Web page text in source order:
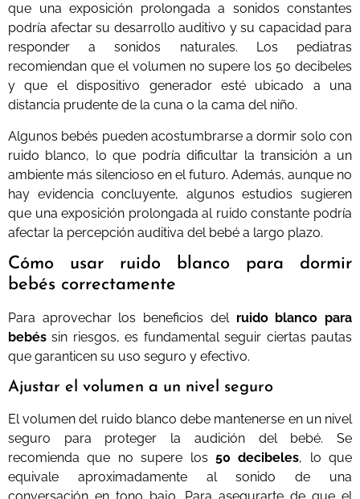
que una exposición prolongada a sonidos constantes
podría afectar su desarrollo auditivo y su capacidad para
responder a sonidos naturales. Los pediatras
recomiendan que el volumen no supere los 50 decibeles
y que el dispositivo generador esté ubicado a una
distancia prudente de la cuna o la cama del niño.
Algunos bebés pueden acostumbrarse a dormir solo con
ruido blanco, lo que podría dificultar la transición a un
ambiente más silencioso en el futuro. Además, aunque no
hay evidencia concluyente, algunos estudios sugieren
que una exposición prolongada al ruido constante podría
afectar la percepción auditiva del bebé a largo plazo.
Cómo usar ruido blanco para dormir
bebés correctamente
Para aprovechar los beneficios del ruido blanco para
bebés sin riesgos, es fundamental seguir ciertas pautas
que garanticen su uso seguro y efectivo.
Ajustar el volumen a un nivel seguro
El volumen del ruido blanco debe mantenerse en un nivel
seguro para proteger la audición del bebé. Se
recomienda que no supere los 50 decibeles, lo que
equivale aproximadamente al sonido de una